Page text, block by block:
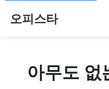
오피스타
아무도 없